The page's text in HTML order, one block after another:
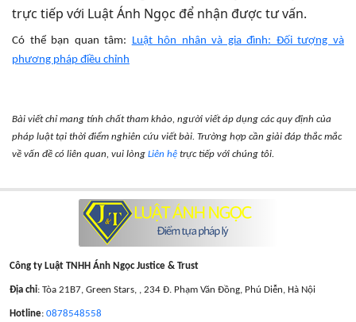
trực tiếp với Luật Ánh Ngọc để nhận được tư vấn.
Có thể bạn quan tâm: Luật hôn nhân và gia đình: Đối tượng và
phương pháp điều chỉnh
Bài viết chỉ mang tính chất tham khảo, người viết áp dụng các quy định của
pháp luật tại thời điểm nghiên cứu viết bài. Trường hợp cần giải đáp thắc mắc
về vấn đề có liên quan, vui lòng Liên hệ trực tiếp với chúng tôi.
Công ty Luật TNHH Ánh Ngọc Justice & Trust
Địa chỉ: Tòa 21B7, Green Stars, , 234 Đ. Phạm Văn Đồng, Phú Diễn, Hà Nội
Hotline: 0878548558